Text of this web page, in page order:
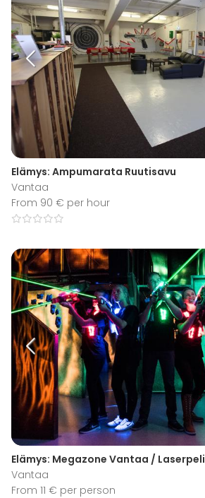
Elämys: Ampumarata Ruutisavu
Vantaa
From 90 € per hour
Elämys: Megazone Vantaa / Laserpeli
Vantaa
From 11 € per person